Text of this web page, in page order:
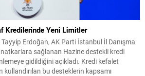
Kredilerinde Yeni Limitler
Erdoğan, AK Parti İstanbul İl Danışma
sağlanan Hazine destekli kredi
gidildiğini açıkladı. Kredi kefalet
bu desteklerin kapsamı